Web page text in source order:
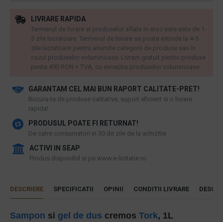
GARANTAM CEL MAI BUN RAPORT CALITATE-PRET!
​Bucura-te de produse calitative, suport eficient si o livrare
rapida!
PRODUSUL POATE FI RETURNAT!
De catre consumatori in 30 de zile de la achizitie
ACTIVI IN SEAP
Produs disponibil si pe www.e-licitatie.ro
LIVRARE RAPIDA
Termenul de livrare al produselor aflate in stoc este este de 1-
3 zile lucratoare. Termenul de livrare se poate extinde la 4-5
zile lucratoare pentru anumite categorii de produse sau in
cazul produselor voluminoase. Livram gratuit pentru produse
peste 490 RON + TVA, cu exceptia produselor voluminoase.
DESCRIERE SPECIFICATII OPINII CONDITII LIVRARE
Sampon si gel de dus cremos Tork, 1L